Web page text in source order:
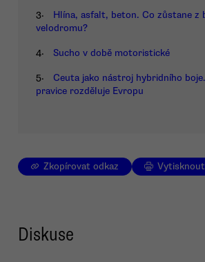
3.
Hlína, asfalt, beton. Co zůstane z
velodromu?
4. Sucho v době motoristické
5.
Ceuta jako nástroj hybridního
pravice rozděluje Evropu
Zkopírovat odkaz Vytisknout
Diskuse